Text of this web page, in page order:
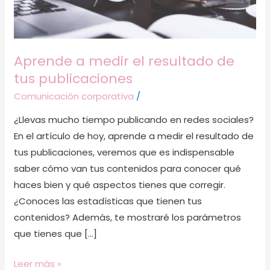
Aprende a medir el resultado de
tus publicaciones
Comunicación corporativa /
¿Llevas mucho tiempo publicando en redes sociales?
En el artículo de hoy, aprende a medir el resultado de
tus publicaciones, veremos que es indispensable
saber cómo van tus contenidos para conocer qué
haces bien y qué aspectos tienes que corregir.
¿Conoces las estadísticas que tienen tus
contenidos? Además, te mostraré los parámetros
que tienes que […]
Leer más »